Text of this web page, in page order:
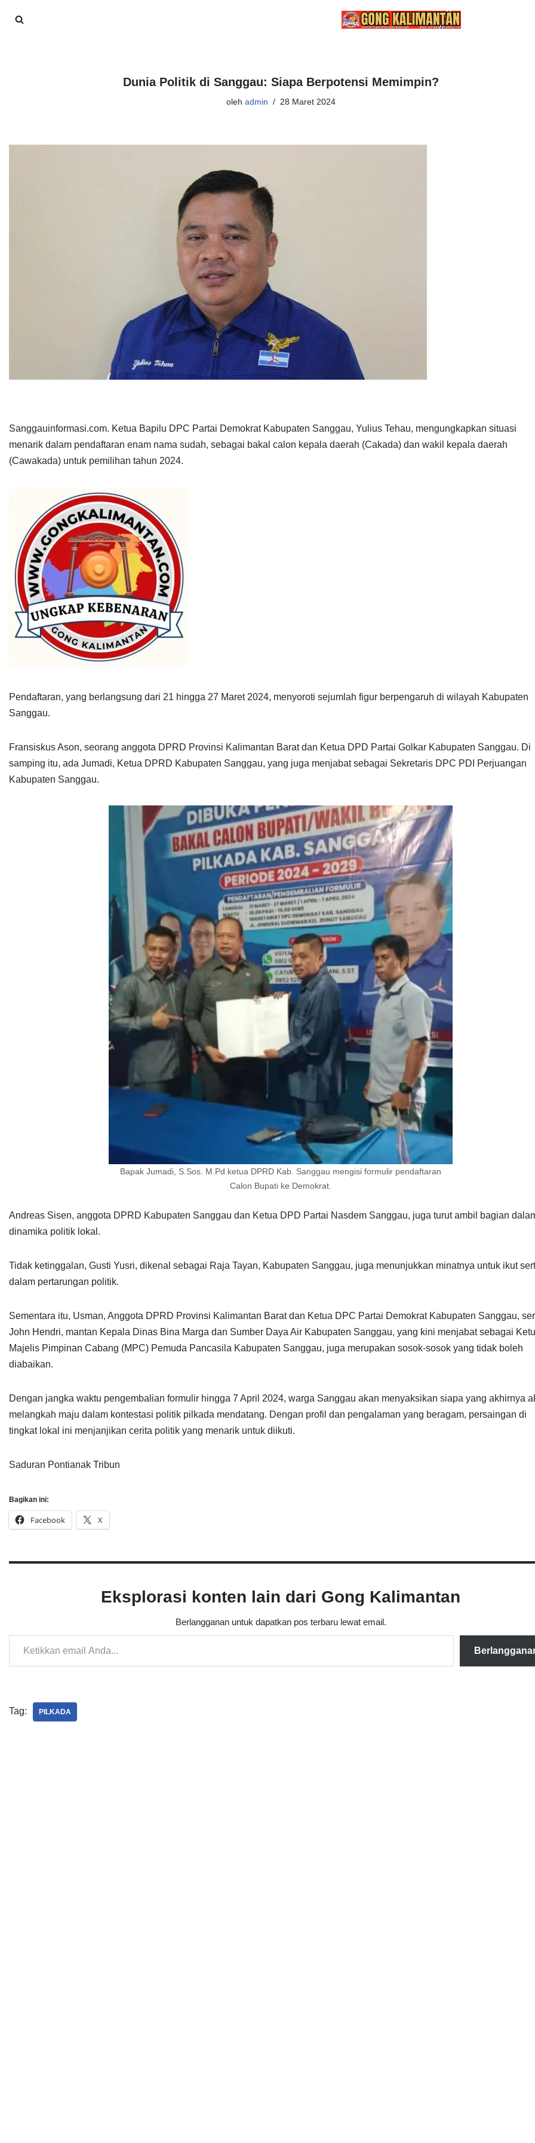
Dunia Politik di Sanggau: Siapa Berpotensi Memimpin?
oleh admin 28 Maret 2024
Sanggauinformasi.com. Ketua Bapilu DPC Partai Demokrat Kabupaten Sanggau, Yulius Tehau, mengungkapkan situasi
menarik dalam pendaftaran enam nama sudah, sebagai bakal calon kepala daerah (Cakada) dan wakil kepala daerah
(Cawakada) untuk pemilihan tahun 2024.
Pendaftaran, yang berlangsung dari 21 hingga 27 Maret 2024, menyoroti sejumlah figur berpengaruh di wilayah Kabupaten
Sanggau.
Fransiskus Ason, seorang anggota DPRD Provinsi Kalimantan Barat dan Ketua DPD Partai Golkar Kabupaten Sanggau. Di
samping itu, ada Jumadi, Ketua DPRD Kabupaten Sanggau, yang juga menjabat sebagai Sekretaris DPC PDI Perjuangan
Kabupaten Sanggau.
Bapak Jumadi, S.Sos. M.Pd ketua DPRD Kab. Sanggau mengisi formulir pendaftaran
Calon Bupati ke Demokrat.
Andreas Sisen, anggota DPRD Kabupaten Sanggau dan Ketua DPD Partai Nasdem Sanggau, juga turut ambil bagian
dinamika politik lokal.
Tidak ketinggalan, Gusti Yusri, dikenal sebagai Raja Tayan, Kabupaten Sanggau, juga menunjukkan minatnya untuk ikut
dalam pertarungan politik.
Sementara itu, Usman, Anggota DPRD Provinsi Kalimantan Barat dan Ketua DPC Partai Demokrat Kabupaten Sanggau,
John Hendri, mantan Kepala Dinas Bina Marga dan Sumber Daya Air Kabupaten Sanggau, yang kini menjabat sebagai
Majelis Pimpinan Cabang (MPC) Pemuda Pancasila Kabupaten Sanggau, juga merupakan sosok-sosok yang tidak boleh
diabaikan.
Dengan jangka waktu pengembalian formulir hingga 7 April 2024, warga Sanggau akan menyaksikan siapa yang akhirnya
melangkah maju dalam kontestasi politik pilkada mendatang. Dengan profil dan pengalaman yang beragam, persaingan di
tingkat lokal ini menjanjikan cerita politik yang menarik untuk diikuti.
Saduran Pontianak Tribun
Bagikan ini:
Facebook X
Eksplorasi konten lain dari Gong Kalimantan
Berlangganan untuk dapatkan pos terbaru lewat email.
Tag: PILKADA